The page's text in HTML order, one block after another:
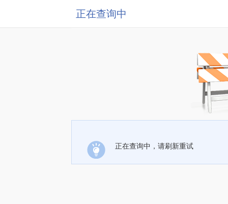
正在查询中
正在查询中，请刷新重试